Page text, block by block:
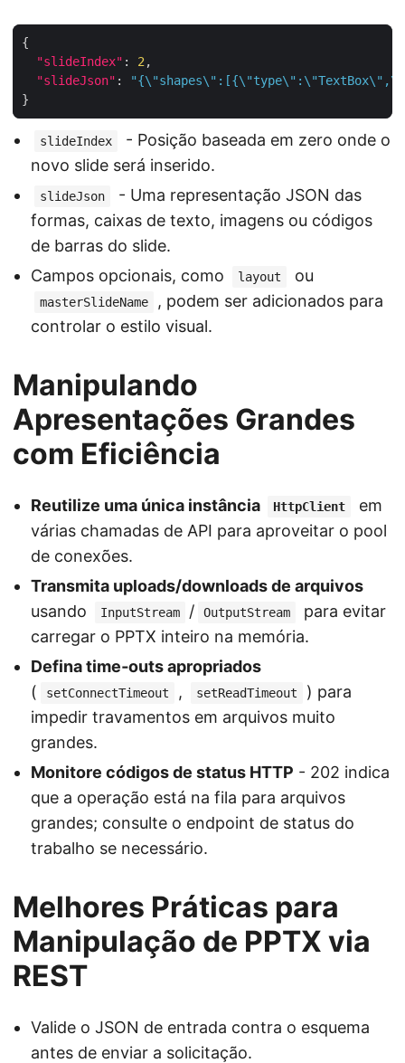
"slideIndex" : 2
"slideJson" :
slideIndex
- Posição baseada em zero onde o
novo slide será inserido.
slideJson
- Uma representação JSON das
formas, caixas de texto, imagens ou códigos
de barras do slide.
Campos opcionais, como
layout ou
masterSlideName
, podem ser adicionados para
controlar o estilo visual.
Manipulando
Apresentações Grandes
com Eficiência
Reutilize uma única instância HttpClient
em
várias chamadas de API para aproveitar o pool
de conexões.
Transmita uploads/downloads de arquivos
usando
InputStream / OutputStream
para evitar
carregar o PPTX inteiro na memória.
Defina time‑outs apropriados
(
setConnectTimeout , setReadTimeout
) para
impedir travamentos em arquivos muito
grandes.
Monitore códigos de status HTTP - 202 indica
que a operação está na fila para arquivos
grandes; consulte o endpoint de status do
trabalho se necessário.
Melhores Práticas para
Manipulação de PPTX via
REST
Valide o JSON de entrada contra o esquema
antes de enviar a solicitação.